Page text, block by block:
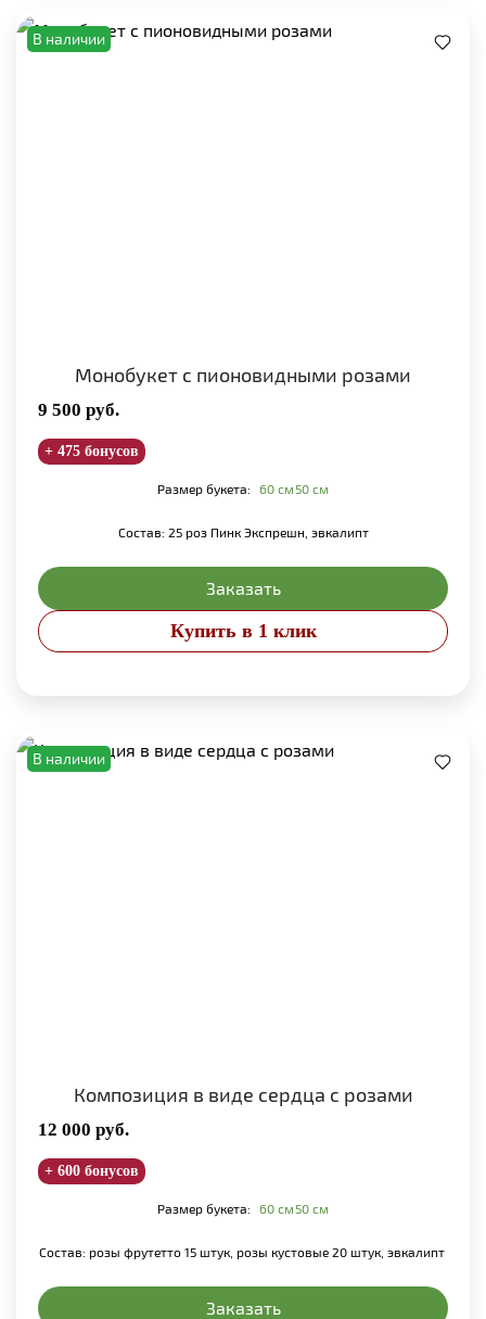
В наличии
Монобукет с пионовидными розами
9 500 руб.
+ 475 бонусов
Размер букета: 60 см 50 см
Состав: 25 роз Пинк Экспрешн, эвкалипт
Заказать
Купить в 1 клик
В наличии
Композиция в виде сердца с розами
12 000 руб.
+ 600 бонусов
Размер букета: 60 см 50 см
Состав: розы фрутетто 15 штук, розы кустовые 20 штук, эвкалипт
Заказать